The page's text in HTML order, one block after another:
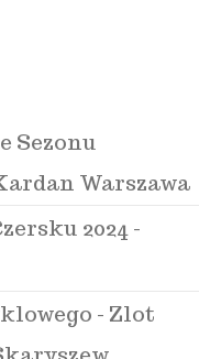
Sezonu
Warszawa
2024 -
- Zlot